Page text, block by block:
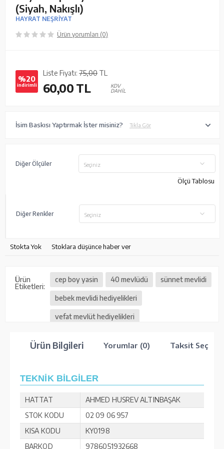
(Siyah, Nakışlı)
HAYRAT NEŞRİYAT
Ürün yorumları (0)
%20
indirimli
Liste Fiyatı: 75,00 TL
60,00TL
KDV
DAHİL
İsim Baskısı Yaptırmak İster misiniz? Tıkla Gör
Diğer Ölçüler Seçiniz
Ölçü Tablosu
Diğer Renkler Seçiniz
Stokta Yok Stoklara düşünce haber ver
Ürün
Etiketleri:
cep boy yasin 40 mevlüdü sünnet mevlidi
bebek mevlidi hediyelikleri
vefat mevlüt hediyelikleri
Ürün Bilgileri Yorumlar (0) Taksit
TEKNİK BİLGİLER
HATTAT
AHMED HUSREV ALTINBAŞAK
STOK KODU
02 09 06 957
KISA KODU
KY0198
BARKOD
9786051932668